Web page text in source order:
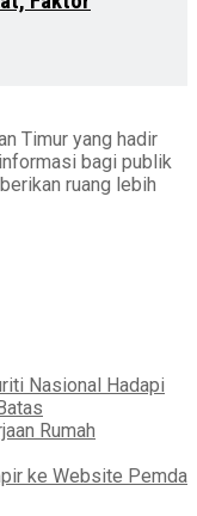
Timur yang hadir
bagi publik
ruang lebih
Nasional Hadapi
Rumah
ke Website Pemda